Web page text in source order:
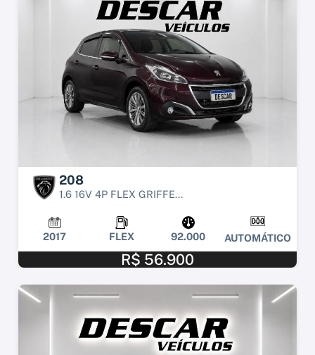
208
1.6 16V 4P FLEX GRIFFE...
2017 FLEX 92.000 AUTOMÁTICO
R$ 56.900